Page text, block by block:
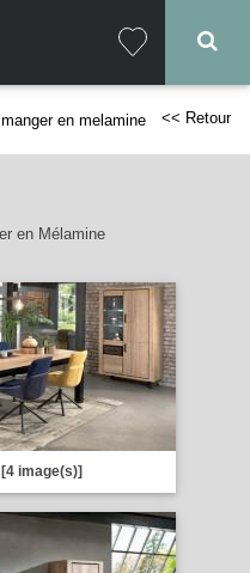
en melamine << Retour
en Mélamine
[4 image(s)]